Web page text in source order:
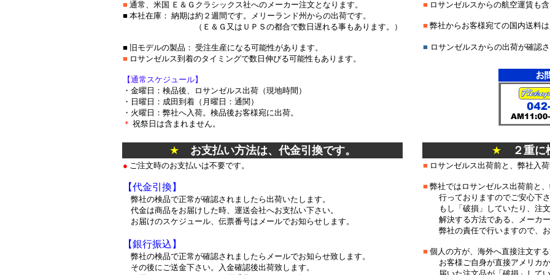
■ 通常、米国 Ｅ＆Ｇクラシックス社へのメーカー注文となります。
■ 本社在庫： 納期は約２週間です。メリーランド州からの出荷です。
（Ｅ＆Ｇ又はＵＰＳの都合で数日遅れる事もあります。）
■ 旧モデルの製品： 受注生産になる可能性があります。
■ ロサンゼルス到着のタイミングで数日伸びる可能性もあります。
【通常スケジュール】
・金曜日：検品後、ロサンゼルス出荷（現地時間）
・日曜日：成田到着（月曜日：通関）
・火曜日：弊社へ入荷。検品後お客様宛に出荷。
＊ 祝祭日は含まれません。
■ ロサンゼルスからの航空運賃も
■ 弊社からお客様宛ての国内送料
■ ロサンゼルスからの出荷が確認
★ お支払い方法は、代金引換です。 ★ ２重
● ご注文時のお支払いは不要です。
【代金引換】
弊社の検品で正常が確認されましたら出荷いたします。
代金は商品をお届けした時、運送会社へお支払い下さい。
お届けのスケジュール、伝票番号はメールでお知らせします。
【銀行振込】
弊社の検品で正常が確認されましたらメールでお知らせ致します。
その後にご送金下さい。入金確認後出荷致します。
■ ロサンゼルス出荷前と、弊社入
■ 弊社ではロサンゼルス出荷前と
行っておりますのでご安心
もし「破損」していたり、注文
解決する方法である、メーカー
弊社の責任で行いますので、お
■ 個人の方が、海外へ直接注文す
お客様ご自身が直接アメリカか